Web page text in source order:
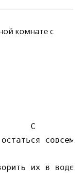
комнате с
C
совсем
их в воде.